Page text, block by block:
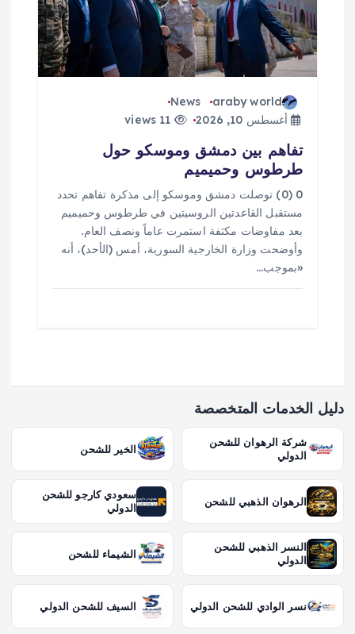
araby world
News
أغسطس 10, 2026
تفاهم بين دمشق وموسكو حول
طرطوس وحميميم
0 (0) توصلت دمشق وموسكو إلى مذكرة تفاهم تحدد ​
مستقبل القاعدتين الروسيتين في طرطوس وحميميم
بعد مفاوضات مكثفة استمرت عاماً ونصف العام.
وأوضحت وزارة الخارجية السورية، أمس (الأحد)، أنه
«بموجب…
دليل الخدمات المتخصصة
شركة الرهوان للشحن
الدولي
الخير للشحن
الرهوان الذهبي للشحن
سعودي كارجو للشحن
الدولي
النسر الذهبي للشحن
الدولي
الشيماء للشحن
نسر الوادي للشحن الدولي السيف للشحن الدولي